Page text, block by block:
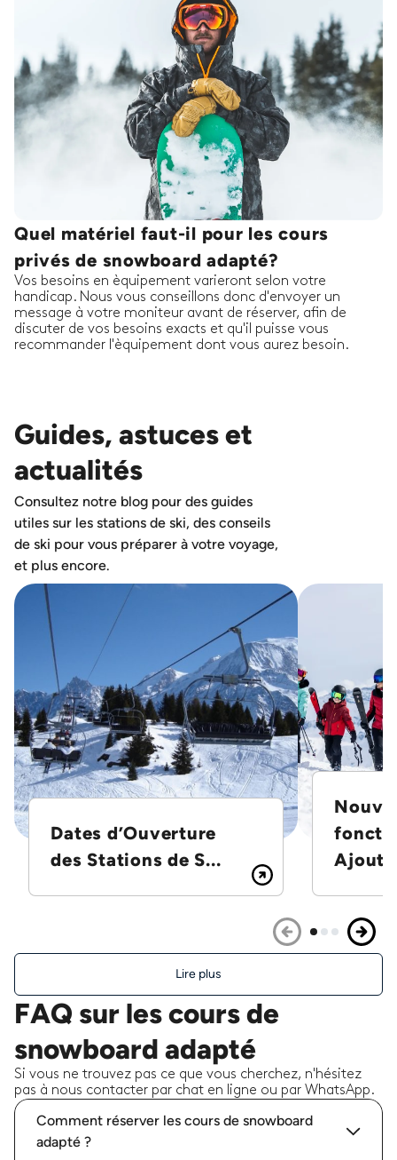
Quel matériel faut-il pour les cours
privés de snowboard adapté?
Vos besoins en èquipement varieront selon votre
handicap. Nous vous conseillons donc d'envoyer un
message à votre moniteur avant de réserver, afin de
discuter de vos besoins exacts et qu'il puisse vous
recommander l'èquipement dont vous aurez besoin.
Guides, astuces et
actualités
Consultez notre blog pour des guides
utiles sur les stations de ski, des conseils
de ski pour vous préparer à votre voyage,
et plus encore.
Dates d’Ouverture
des Stations de S...
Lire plus
FAQ sur les cours de
snowboard adapté
Si vous ne trouvez pas ce que vous cherchez, n'hésitez
pas à nous contacter par chat en ligne ou par WhatsApp.
Comment réserver les cours de snowboard
adapté ?